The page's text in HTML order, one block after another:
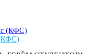
(КФС)